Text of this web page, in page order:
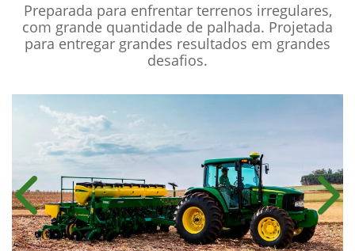
Preparada para enfrentar terrenos irregulares,
com grande quantidade de palhada. Projetada
para entregar grandes resultados em grandes
desafios.
Anterior